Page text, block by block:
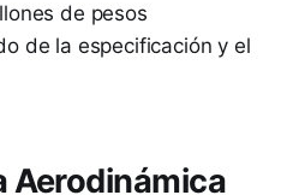
de pesos
de la especificación y el
Aerodinámica